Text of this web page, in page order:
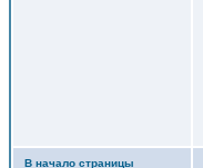
В начало страницы